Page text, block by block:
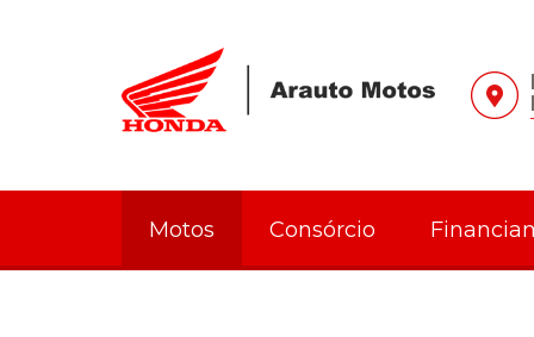
Motos Consórcio